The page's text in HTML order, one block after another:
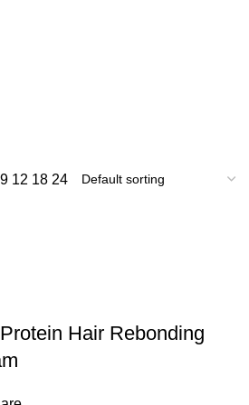
9 12 18 24
Hair Rebonding